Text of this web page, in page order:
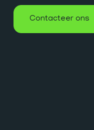
Contacteer ons